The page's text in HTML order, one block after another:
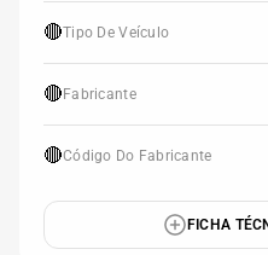
🔴Tipo De Veículo
🔴 Fabricante
🔴Código Do Fabricante
FICHA